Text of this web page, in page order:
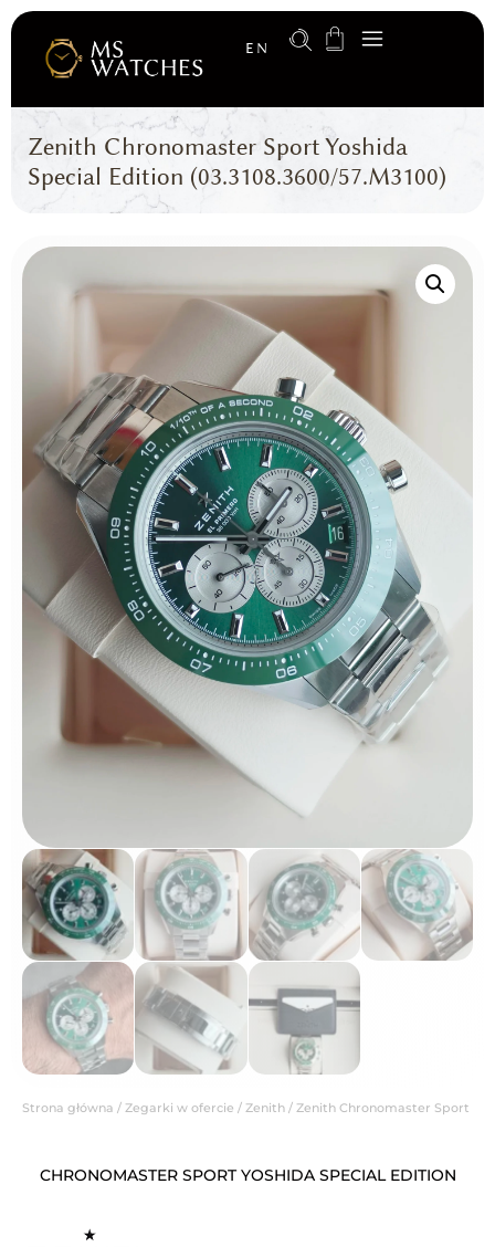
EN
Zenith Chronomaster Sport Yoshida
Special Edition (03.3108.3600/57.M3100)
Strona główna / Zegarki w ofercie / Zenith / Zenith Chronomaster Sport
CHRONOMASTER SPORT YOSHIDA SPECIAL EDITION